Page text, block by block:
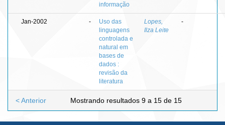
informação
Jan-2002 -
Uso das
linguagens
controlada e
natural em
bases de
dados :
revisão da
literatura
Lopes,
Ilza Leite
-
Mostrando resultados 9 a 15 de 15
< Anterior